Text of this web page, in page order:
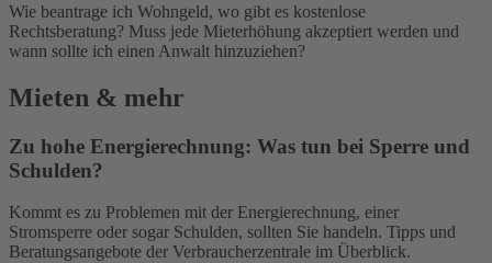
Wie beantrage ich Wohngeld, wo gibt es kostenlose
Rechtsberatung? Muss jede Mieterhöhung akzeptiert werden und
wann sollte ich einen Anwalt hinzuziehen?
Mieten & mehr
Zu hohe Energierechnung: Was tun bei Sperre und
Schulden?
Kommt es zu Problemen mit der Energierechnung, einer
Stromsperre oder sogar Schulden, sollten Sie handeln. Tipps und
Beratungsangebote der Verbraucherzentrale im Überblick.